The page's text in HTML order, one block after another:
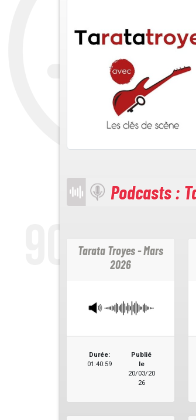
Podcasts :
Tarata Troyes - Mars
2026
Durée:
01:40:59
Publié
le
20/03/20
26